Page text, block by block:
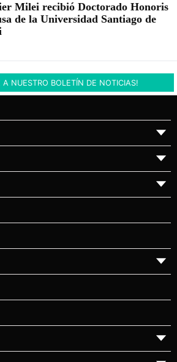
Milei recibió Doctorado Honoris
de la Universidad Santiago de
A NUESTRO BOLETÍN DE NOTICIAS!
▼
▼
▼
▼
▼